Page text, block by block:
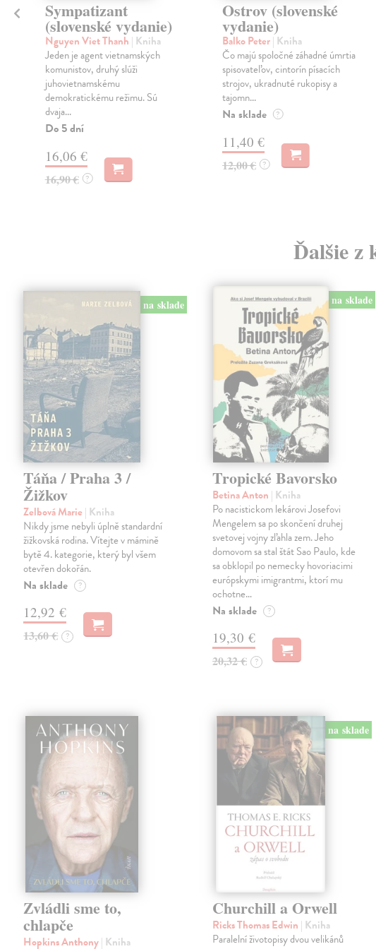
Sympatizant
(slovenské vydanie)
Nguyen Viet Thanh | Kniha
Jeden je agent vietnamských
komunistov, druhý slúži
juhovietnamskému
demokratickému režimu. Sú
dvaja...
Do 5 dní
16,06 €
16,90 € ?
Ostrov (slovenské
vydanie)
Balko Peter| Kniha
Čo majú spoločné záhadné úmrtia
spisovateľov, cintorín písacích
strojov, ukradnuté rukopisy a
tajomn...
Na sklade ?
11,40 €
12,00 € ?
Ďalšie z
na sklade
Táňa / Praha 3 /
Žižkov
Zelbová Marie | Kniha
Nikdy jsme nebyli úplně standardní
žižkovská rodina. Vítejte v mámině
bytě 4. kategorie, který byl všem
otevřen dokořán.
Na sklade ?
12,92 €
13,60 € ?
na sklade
Tropické Bavorsko
Betina Anton | Kniha
Po nacistickom lekárovi Josefovi
Mengelem sa po skončení druhej
svetovej vojny zľahla zem. Jeho
domovom sa stal štát Sao Paulo, kde
sa obklopil po nemecky hovoriacimi
európskymi imigrantmi, ktorí mu
ochotne…
Na sklade ?
19,30 €
20,32 € ?
Zvládli sme to,
chlapče
Hopkins Anthony| Kniha
na sklade
Churchill a Orwell
Ricks Thomas Edwin | Kniha
Paralelní životopisy dvou velikánů